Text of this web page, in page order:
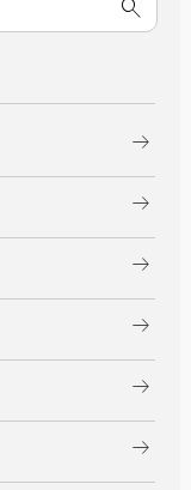
arrow_right_alt
arrow_right_alt
arrow_right_alt
arrow_right_alt
arrow_right_alt
arrow_right_alt